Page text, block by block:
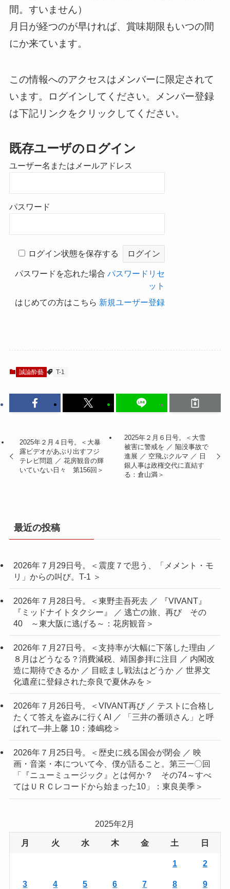
間。すいません）
月日が経つのが早ければ、賞味期限もいつの間
にか来ています。
この情報へのアクセスはメンバーに限定されて
います。ログインしてください。メンバー登録
は下記リンクをクリックしてください。
既存ユーザのログイン
ユーザー名またはメールアドレス
パスワード
ログイン状態を保存する
パスワードを忘れた場合 パスワードリセ
ット
はじめての方はこちら 新規ユーザー登録
誠論酔藝 T-1
2025年２月４日号。＜大暴
露ビデオがあぶり出すフジ
テレビ問題 ／ 花房観音の輝
いていない日々 第156回＞
2025年２月６日号。＜大雪
被害に警戒を ／ 陥没事故で
進展 ／ 空飛ぶクルマ ／ 日
銀人事は政権交代に直結す
る：倉山満＞
最近の投稿
2026年７月29日号。＜震度７で思う、「メメント・モ
リ」からの叫び。T-1 ＞
2026年７月28日号。＜東野圭吾死去 ／ 『VIVANT』
『ミッドナイトタクシー』 ／ 逃亡の旅、再び その
40 ～東大阪に逃げる～：花房観音＞
2026年７月27日号。＜支持率が大幅に下落した理由 ／
８月はどうなる？消費減税、靖国参拝に注目 ／ 内閣改
造に期待できるか ／ 目眩まし戦法はどうか ／ 世界文
化遺産に登録された奈良で夏休みを＞
2026年７月26日号。＜VIVANT再び ／ テストに合格し
たくて答えを盗みに行くAI ／ 「三井の番頭さん」と呼
ばれて─井上馨 10：漆嶋稔＞
2026年７月25日号。＜歴史に残る国会が閉会 ／ 映
画・音楽・本について今、僕が語ること。第三一〇回
「『ニューミュージック』とは何か？ その74～すべ
てはＵＲＣレコードから始まった10」：東良美季＞
2025年2月
月 火 水 木 金 土 日
1 2
3 4 5 6 7 8 9